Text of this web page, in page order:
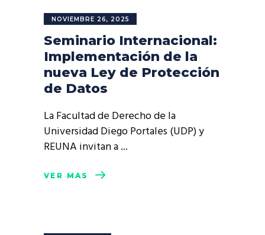
NOVIEMBRE 26, 2025
Seminario Internacional:
Implementación de la
nueva Ley de Protección
de Datos
La Facultad de Derecho de la
Universidad Diego Portales (UDP) y
REUNA invitan a
VER MÁS